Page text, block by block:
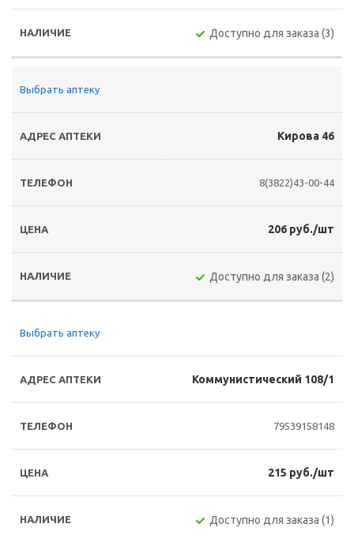
Доступно для заказа (3)
Выбрать аптеку
Кирова 46
8(3822)43-00-44
206 руб./шт
Доступно для заказа (2)
Выбрать аптеку
Коммунистический 108/1
79539158148
215 руб./шт
Доступно для заказа (1)